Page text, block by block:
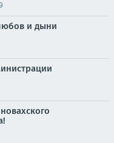
и дыни